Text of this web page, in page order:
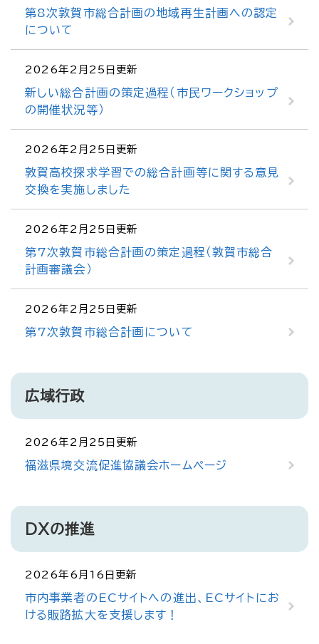
第8次敦賀市総合計画の地域再生計画への認定
について
2026年2月25日更新
新しい総合計画の策定過程（市民ワークショップ
の開催状況等）
2026年2月25日更新
敦賀高校探求学習での総合計画等に関する意見
交換を実施しました
2026年2月25日更新
第7次敦賀市総合計画の策定過程（敦賀市総合
計画審議会）
2026年2月25日更新
第7次敦賀市総合計画について
広域行政
2026年2月25日更新
福滋県境交流促進協議会ホームページ
DXの推進
2026年6月16日更新
市内事業者のECサイトへの進出、ECサイトにお
ける販路拡大を支援します！